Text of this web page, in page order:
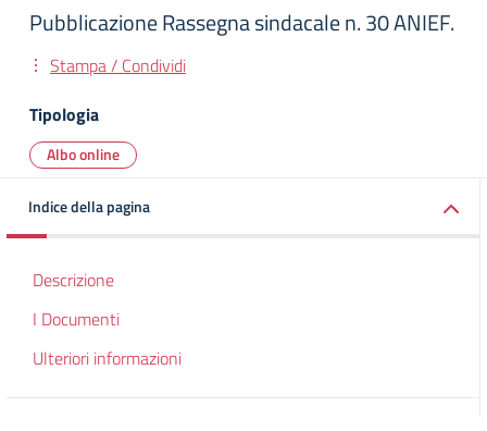
Pubblicazione Rassegna sindacale n. 30 ANIEF.
Stampa / Condividi
Tipologia
Albo online
Indice della pagina
Descrizione
I Documenti
Ulteriori informazioni